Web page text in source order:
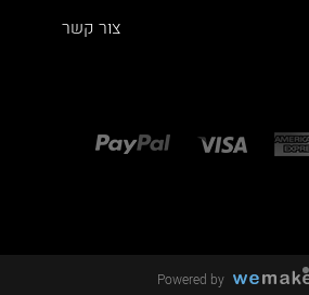
צור קשר
Powered by